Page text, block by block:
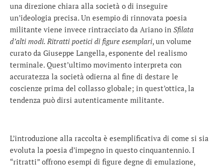
una direzione chiara alla società o di inseguire
un’ideologia precisa. Un esempio di rinnovata poesia
militante viene invece rintracciato da Ariano in Sfilata
d’alti modi. Ritratti poetici di figure esemplari, un volume
curato da Giuseppe Langella, esponente del realismo
terminale. Quest’ultimo movimento interpreta con
accuratezza la società odierna al fine di destare le
coscienze prima del collasso globale; in quest’ottica, la
tendenza può dirsi autenticamente militante.
L’introduzione alla raccolta è esemplificativa di come si sia
evoluta la poesia d’impegno in questo cinquantennio. I
“ritratti” offrono esempi di figure degne di emulazione,